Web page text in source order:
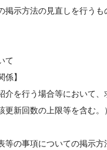
示方法の見直しを行うも
て
】
介を行う場合等において
新回数の上限等を含む
等の事項についての掲示方